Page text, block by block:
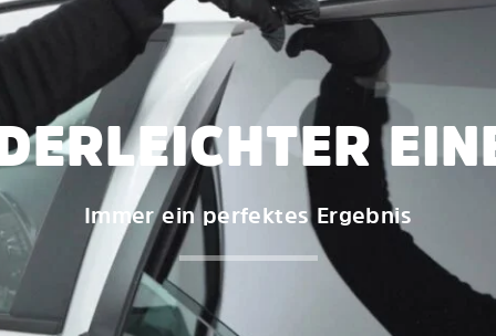
Immer ein perfektes Ergebnis